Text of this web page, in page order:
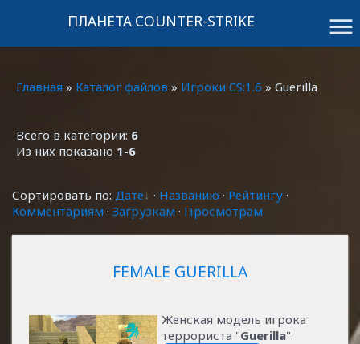
menu
ПЛАНЕТА COUNTER-STRIKE
Главная » Каталог файлов » Игроки CS:1.6 » Guerilla
Всего в категории: 6
Из них показано 1-6
Сортировать по: Дате · Названию · Рейтингу ·
Комментариям · Загрузкам · Просмотрам
FEMALE GUERILLA
Женская модель игрока
террориста "Guerilla".